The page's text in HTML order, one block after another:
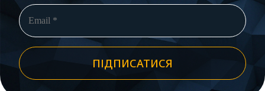
ПІДПИСАТИСЯ